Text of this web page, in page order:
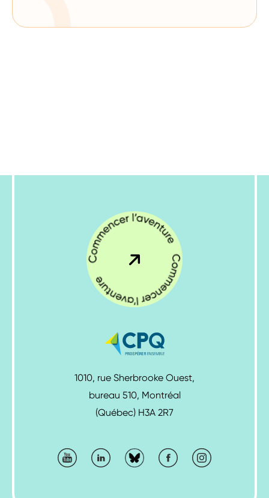
1010, rue Sherbrooke Ouest,
bureau 510, Montréal
(Québec) H3A 2R7
Commencer
l'aventure